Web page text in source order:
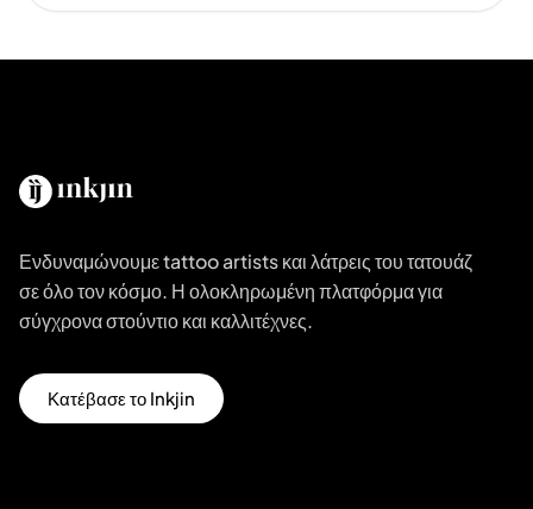
Ενδυναμώνουμε tattoo artists και λάτρεις του τατουάζ
σε όλο τον κόσμο. Η ολοκληρωμένη πλατφόρμα για
σύγχρονα στούντιο και καλλιτέχνες.
Κατέβασε το Inkjin